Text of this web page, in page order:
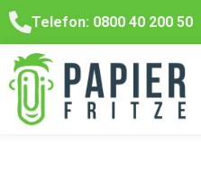
Telefon: 0800 40 200 50